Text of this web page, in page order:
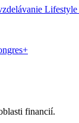
Lifestyle
financií.